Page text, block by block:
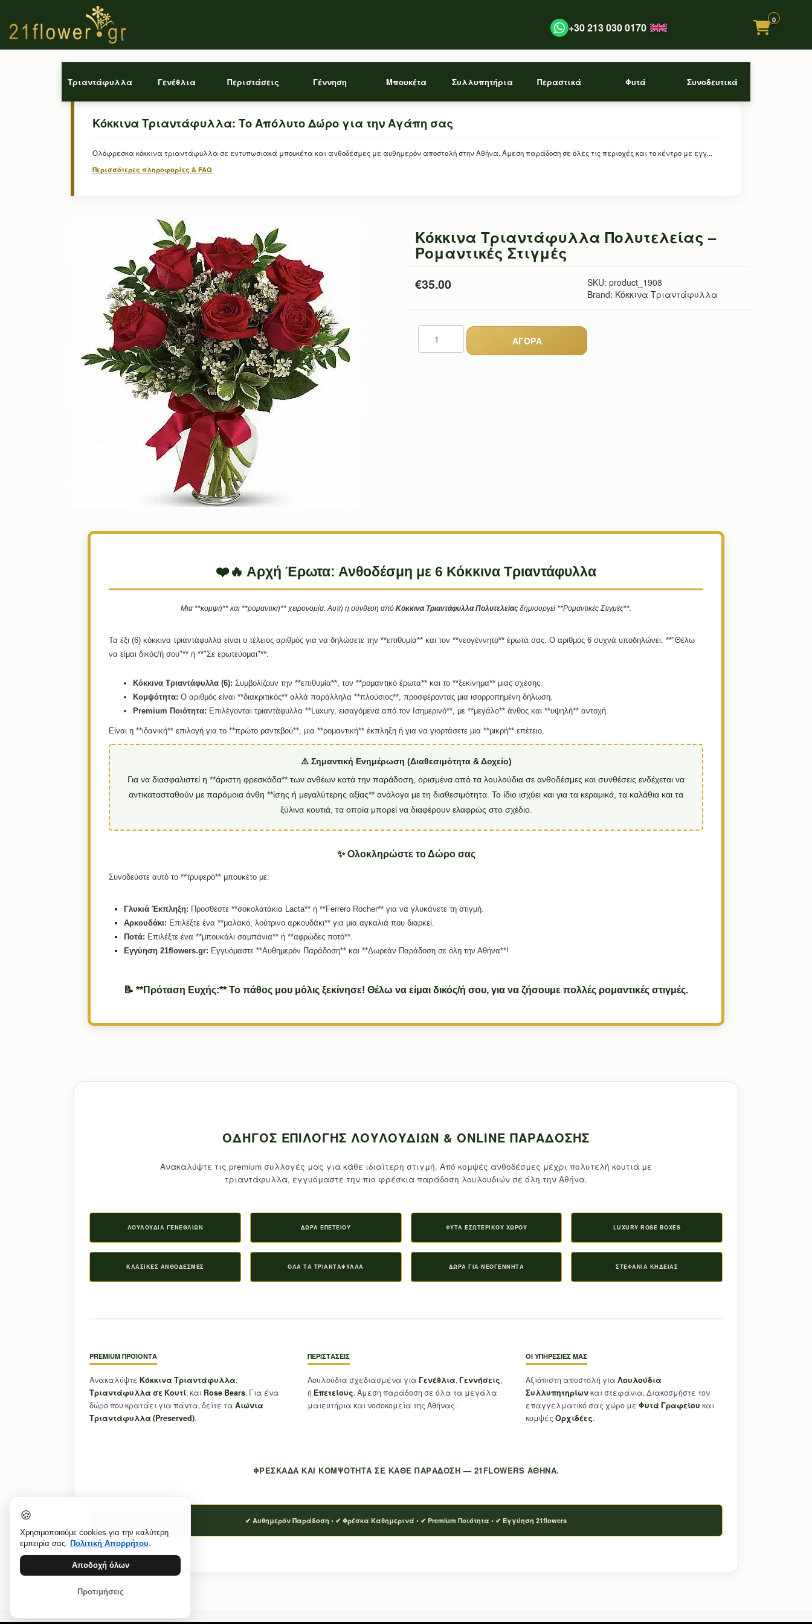
+30 213 030 0170
0
Τριαντάφυλλα Γενέθλια Περιστάσεις Γέννηση Μπουκέτα Συλλυπητήρια Περαστικά Φυτά Συνοδευτικά
Κόκκινα Τριαντάφυλλα: Το Απόλυτο Δώρο για την Αγάπη σας
Ολόφρεσκα κόκκινα τριαντάφυλλα σε εντυπωσιακά μπουκέτα και ανθοδέσμες με αυθημερόν αποστολή στην Αθήνα. Άμεση παράδοση σε όλες τις περιοχές και το κέντρο με εγγ...
Περισσότερες πληροφορίες & FAQ
Κόκκινα Τριαντάφυλλα Πολυτελείας –
Ρομαντικές Στιγμές
€35.00 SKU: product_1908
Brand: Κόκκινα Τριαντάφυλλα
❤️🔥 Αρχή Έρωτα: Ανθοδέσμη με 6 Κόκκινα Τριαντάφυλλα
Μια **κομψή** και **ρομαντική** χειρονομία. Αυτή η σύνθεση από Κόκκινα Τριαντάφυλλα Πολυτελείας δημιουργεί **Ρομαντικές Στιγμές**.
Τα έξι (6) κόκκινα τριαντάφυλλα είναι ο τέλειος αριθμός για να δηλώσετε την **επιθυμία** και τον **νεογέννητο** έρωτά σας. Ο αριθμός 6 συχνά υποδηλώνει: **"Θέλω
να είμαι δικός/ή σου"** ή **"Σε ερωτεύομαι"**:
Κόκκινα Τριαντάφυλλα (6): Συμβολίζουν την **επιθυμία**, τον **ρομαντικό έρωτα** και το **ξεκίνημα** μιας σχέσης.
Κομψότητα: Ο αριθμός είναι **διακριτικός** αλλά παράλληλα **πλούσιος**, προσφέροντας μια ισορροπημένη δήλωση.
Premium Ποιότητα: Επιλέγονται τριαντάφυλλα **Luxury, εισαγόμενα από τον Ισημερινό**, με **μεγάλο** άνθος και **υψηλή** αντοχή.
Είναι η **ιδανική** επιλογή για το **πρώτο ραντεβού**, μια **ρομαντική** έκπληξη ή για να γιορτάσετε μια **μικρή** επέτειο.
⚠️ Σημαντική Ενημέρωση (Διαθεσιμότητα & Δοχείο)
Για να διασφαλιστεί η **άριστη φρεσκάδα** των ανθέων κατά την παράδοση, ορισμένα από τα λουλούδια σε ανθοδέσμες και συνθέσεις ενδέχεται να
αντικατασταθούν με παρόμοια άνθη **ίσης ή μεγαλύτερης αξίας** ανάλογα με τη διαθεσιμότητα. Το ίδιο ισχύει και για τα κεραμικά, τα καλάθια και τα
ξύλινα κουτιά, τα οποία μπορεί να διαφέρουν ελαφρώς στο σχέδιο.
✨ Ολοκληρώστε το Δώρο σας
Συνοδεύστε αυτό το **τρυφερό** μπουκέτο με:
Γλυκιά Έκπληξη: Προσθέστε **σοκολατάκια Lacta** ή **Ferrero Rocher** για να γλυκάνετε τη στιγμή.
Αρκουδάκι: Επιλέξτε ένα **μαλακό, λούτρινο αρκουδάκι** για μια αγκαλιά που διαρκεί.
Ποτά: Επιλέξτε ένα **μπουκάλι σαμπάνια** ή **αφρώδες ποτό**.
Εγγύηση 21flowers.gr: Εγγυόμαστε **Αυθημερόν Παράδοση** και **Δωρεάν Παράδοση σε όλη την Αθήνα**!
📝 **Πρόταση Ευχής:** Το πάθος μου μόλις ξεκίνησε! Θέλω να είμαι δικός/ή σου, για να ζήσουμε πολλές ρομαντικές στιγμές.
ΟΔΗΓΌΣ ΕΠΙΛΟΓΉΣ ΛΟΥΛΟΥΔΙΏΝ & ONLINE ΠΑΡΆΔΟΣΗΣ
Ανακαλύψτε τις premium συλλογές μας για κάθε ιδιαίτερη στιγμή. Από κομψές ανθοδέσμες μέχρι πολυτελή κουτιά με
τριαντάφυλλα, εγγυόμαστε την πιο φρέσκια παράδοση λουλουδιών σε όλη την Αθήνα.
ΛΟΥΛΟΎΔΙΑ ΓΕΝΕΘΛΊΩΝ ΔΏΡΑ ΕΠΕΤΕΊΟΥ ΦΥΤΆ ΕΣΩΤΕΡΙΚΟΎ ΧΏΡΟΥ LUXURY ROSE BOXES
ΚΛΑΣΙΚΈΣ ΑΝΘΟΔΈΣΜΕΣ ΌΛΑ ΤΑ ΤΡΙΑΝΤΆΦΥΛΛΑ ΔΏΡΑ ΓΙΑ ΝΕΟΓΈΝΝΗΤΑ ΣΤΕΦΆΝΙΑ ΚΗΔΕΊΑΣ
PREMIUM ΠΡΟΪΌΝΤΑ
Ανακαλύψτε Κόκκινα Τριαντάφυλλα,
Τριαντάφυλλα σε Κουτί, και Rose Bears. Για ένα
δώρο που κρατάει για πάντα, δείτε τα Aιώνια
Τριαντάφυλλα (Preserved).
ΠΕΡΙΣΤΆΣΕΙΣ
Λουλούδια σχεδιασμένα για Γενέθλια, Γεννήσεις,
ή Επετείους. Άμεση παράδοση σε όλα τα μεγάλα
μαιευτήρια και νοσοκομεία της Αθήνας.
ΟΙ ΥΠΗΡΕΣΊΕΣ ΜΑΣ
Αξιόπιστη αποστολή για Λουλούδια
Συλλυπητηρίωνκαι στεφάνια. Διακοσμήστε τον
επαγγελματικό σας χώρο με Φυτά Γραφείου και
κομψές Ορχιδέες.
ΦΡΕΣΚΆΔΑ ΚΑΙ ΚΟΜΨΌΤΗΤΑ ΣΕ ΚΆΘΕ ΠΑΡΆΔΟΣΗ — 21FLOWERS ΑΘΉΝΑ.
✔ Αυθημερόν Παράδοση • ✔ Φρέσκα Καθημερινά • ✔ Premium Ποιότητα • ✔ Εγγύηση 21flowers
🍪
Χρησιμοποιούμε cookies για την καλύτερη
εμπειρία σας. Πολιτική Απορρήτου.
Αποδοχή όλων
Προτιμήσεις